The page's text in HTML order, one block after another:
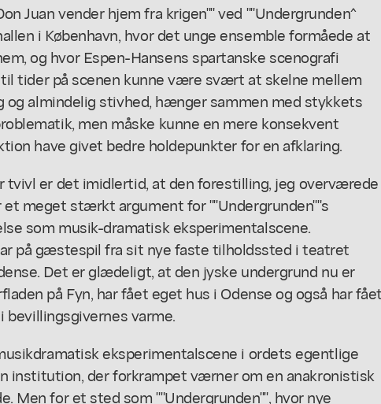
Juan vender hjem fra krigen"" ved ""Undergrunden^
i København, hvor det unge ensemble formåede at
og hvor Espen-Hansens spartanske scenografi
tider på scenen kunne være svært at skelne mellem
almindelig stivhed, hænger sammen med stykkets
men måske kunne en mere konsekvent
have givet bedre holdepunkter for en afklaring.
tvivl er det imidlertid, at den forestilling, jeg overværede
et meget stærkt argument for ""Undergrunden""s
som musik-dramatisk eksperimentalscene.
på gæstespil fra sit nye faste tilholdssted i teatret
Det er glædeligt, at den jyske undergrund nu er
på Fyn, har fået eget hus i Odense og også har fået
varme.
eksperimentalscene i ordets egentlige
institution, der forkrampet værner om en anakronistisk
Men for et sted som ""Undergrunden"", hvor nye